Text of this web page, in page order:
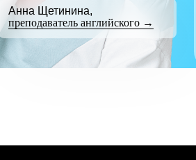
Анна Щетинина,
преподаватель английского →